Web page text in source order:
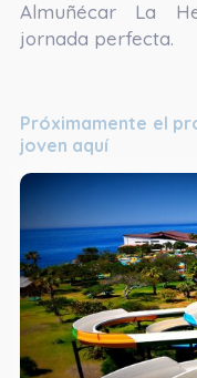
Almuñécar La
jornada perfecta.
Próximamente el
joven aquí